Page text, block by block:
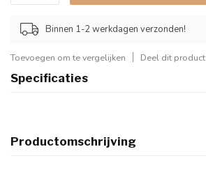
Binnen 1-2 werkdagen verzonden!
Toevoegen om te vergelijken Deel dit product
Specificaties
Productomschrijving